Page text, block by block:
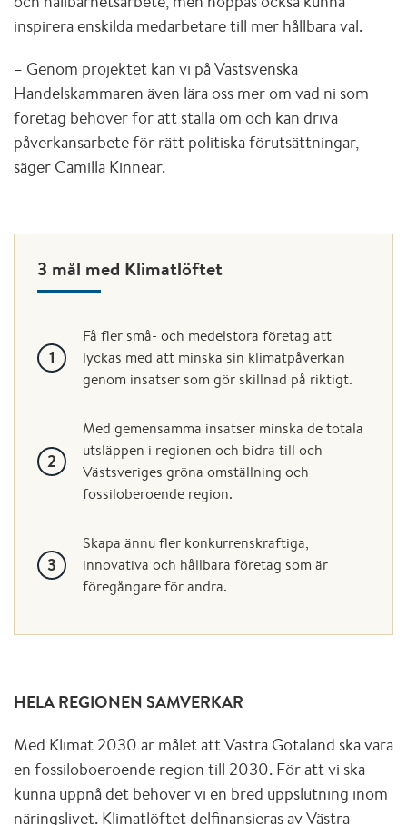
inspirera enskilda medarbetare till mer hållbara val.
– Genom projektet kan vi på Västsvenska
Handelskammaren även lära oss mer om vad ni som
företag behöver för att ställa om och kan driva
påverkansarbete för rätt politiska förutsättningar,
säger Camilla Kinnear.
3 mål med Klimatlöftet
Få fler små- och medelstora företag att
lyckas med att minska sin klimatpåverkan
genom insatser som gör skillnad på riktigt.
Med gemensamma insatser minska de totala
utsläppen i regionen och bidra till och
Västsveriges gröna omställning och
fossiloberoende region.
Skapa ännu fler konkurrenskraftiga,
innovativa och hållbara företag som är
föregångare för andra.
HELA REGIONEN SAMVERKAR
Med Klimat 2030 är målet att Västra Götaland ska vara
en fossiloboeroende region till 2030. För att vi ska
kunna uppnå det behöver vi en bred uppslutning inom
näringslivet. Klimatlöftet delfinansieras av Västra